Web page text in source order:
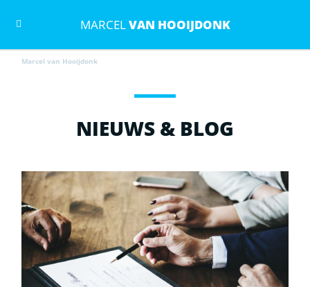
MARCELVAN HOOIJDONK
Marcel van Hooijdonk
NIEUWS & BLOG